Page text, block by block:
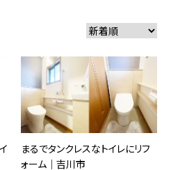
まるでタンクレスなトイレにリフ
ォーム｜吉川市